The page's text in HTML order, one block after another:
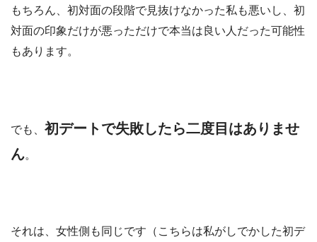
もちろん、初対面の段階で見抜けなかった私も悪いし、初
対面の印象だけが悪っただけで本当は良い人だった可能性
もあります。
でも、 初デートで失敗したら二度目はありませ
ん。
それは、女性側も同じです（こちらは私がしでかした初デ